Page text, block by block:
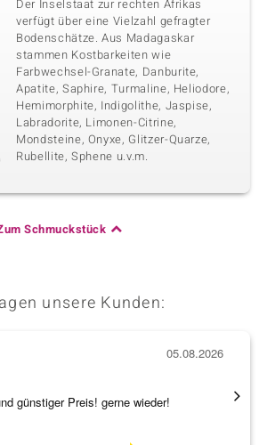
Der Inselstaat zur rechten Afrikas
verfügt über eine Vielzahl gefragter
Bodenschätze. Aus Madagaskar
stammen Kostbarkeiten wie
Farbwechsel-Granate, Danburite,
Apatite, Saphire, Turmaline, Heliodore,
Hemimorphite, Indigolithe, Jaspise,
Labradorite, Limonen-Citrine,
Mondsteine, Onyxe, Glitzer-Quarze,
Rubellite, Sphene u.v.m.
Schmuckstück
unsere Kunden:
günstiger Preis! gerne wieder!
05.08.2026
Ich